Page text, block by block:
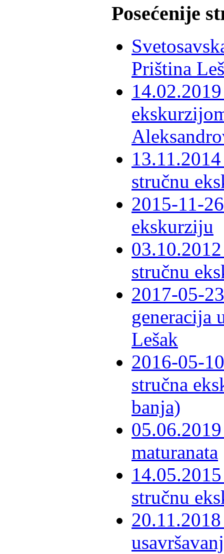
Posećenije
Priština
stručnu
2015-11-
ekskurziju
stručnu
2017-05-
generacija
Lešak
2016-05-
stručna
banja)
maturanata
stručnu